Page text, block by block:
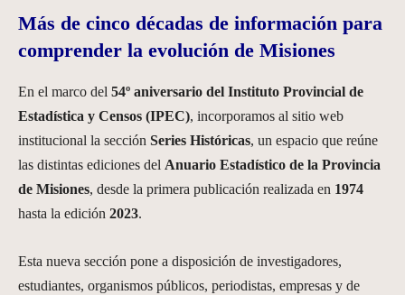
Más de cinco décadas de información para
comprender la evolución de Misiones
En el marco del 54º aniversario del Instituto Provincial de
Estadística y Censos (IPEC), incorporamos al sitio web
institucional la sección Series Históricas, un espacio que reúne
las distintas ediciones del Anuario Estadístico de la Provincia
de Misiones, desde la primera publicación realizada en 1974
hasta la edición 2023.
Esta nueva sección pone a disposición de investigadores,
estudiantes, organismos públicos, periodistas, empresas y de